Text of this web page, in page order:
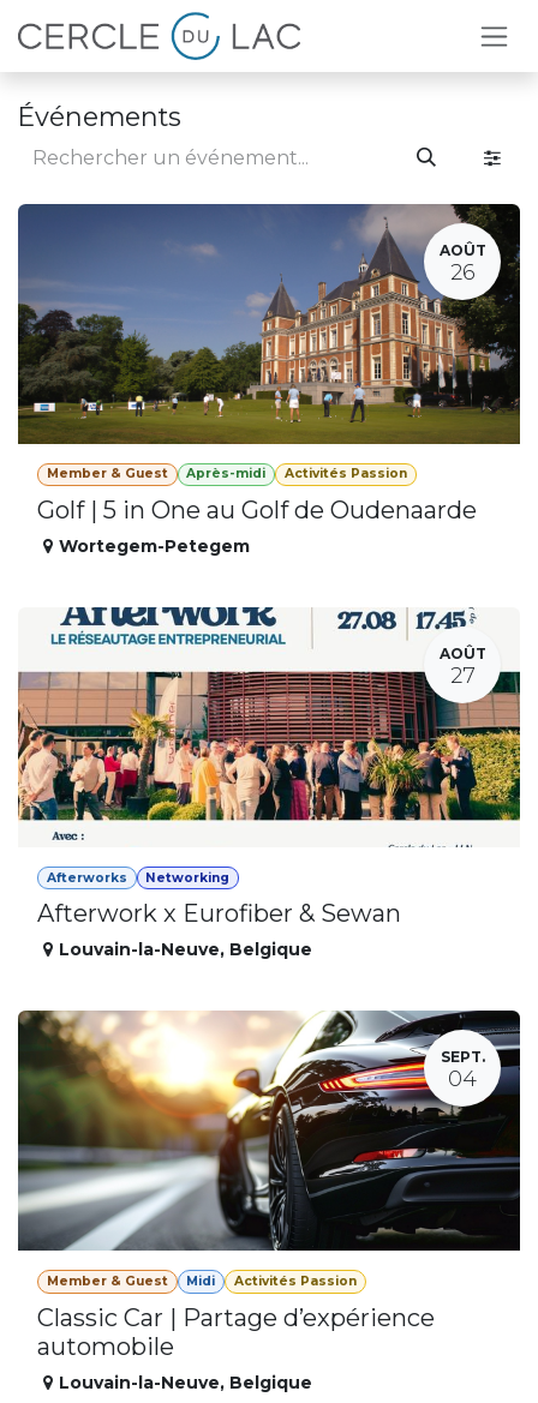
Se rendre au contenu
Événements
AOÛT
26
Member & Guest Après-midi Activités Passion
Golf | 5 in One au Golf de Oudenaarde
Wortegem-Petegem
AOÛT
27
Afterworks Networking
Afterwork x Eurofiber & Sewan
Louvain-la-Neuve, Belgique
SEPT.
04
Member & Guest Midi Activités Passion
Classic Car | Partage d’expérience
automobile
Louvain-la-Neuve, Belgique